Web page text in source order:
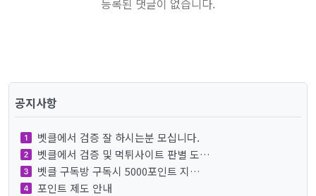
공지사항
벳클에서 검증 잘 하시는분 모십니다.
벳클에서 검증 및 먹튀사이트 판별 도…
벳클 구독방 구독시 5000포인트 지…
포인트 제도 안내